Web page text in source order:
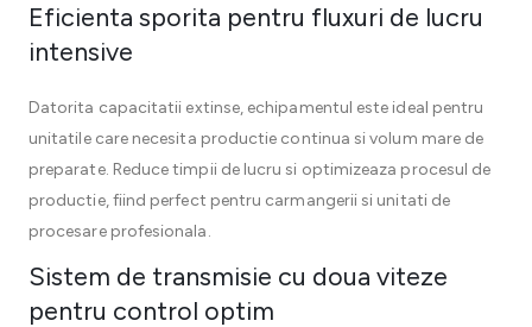
Eficienta sporita pentru fluxuri de lucru
intensive
Datorita capacitatii extinse, echipamentul este ideal pentru
unitatile care necesita productie continua si volum mare de
preparate. Reduce timpii de lucru si optimizeaza procesul de
productie, fiind perfect pentru carmangerii si unitati de
procesare profesionala.
Sistem de transmisie cu doua viteze
pentru control optim